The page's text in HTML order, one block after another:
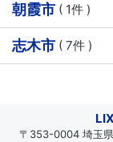
朝霞市 ( 1件 )
志木市 ( 7件 )
〒353-0004 埼玉